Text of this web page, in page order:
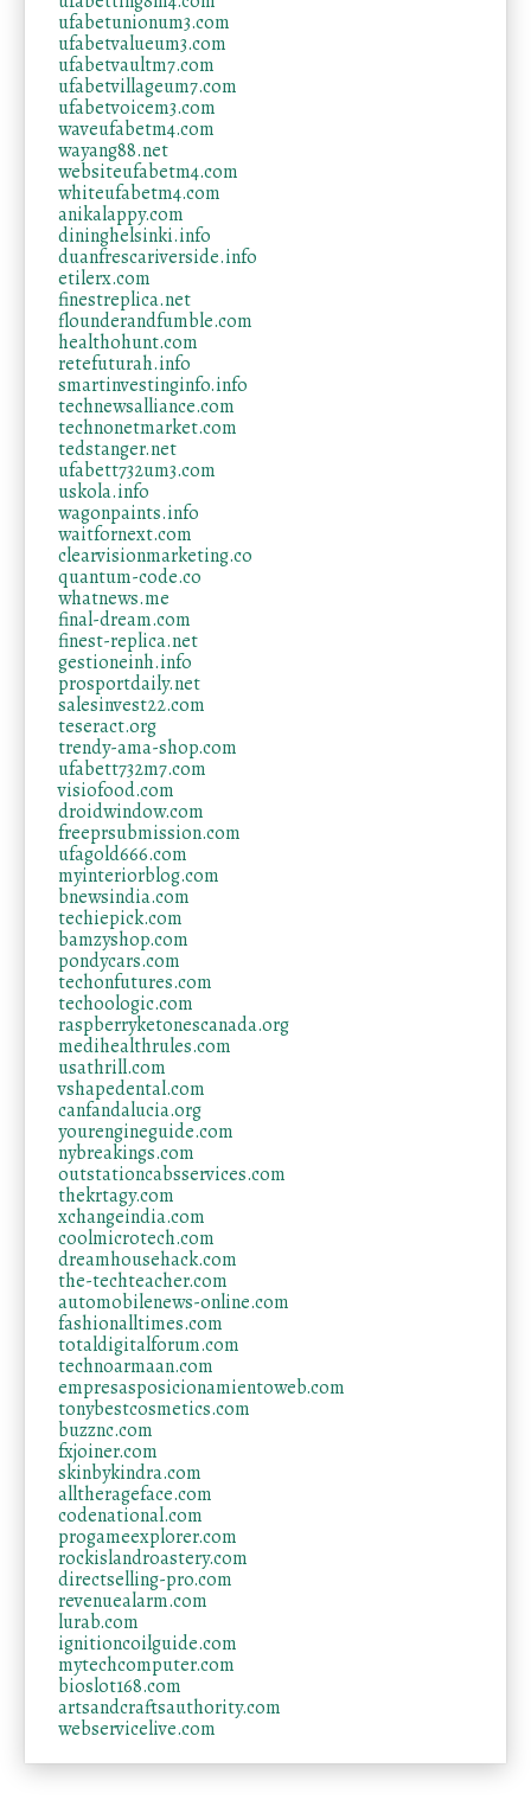
ufabetunionum3.com
ufabetvalueum3.com
ufabetvaultm7.com
ufabetvillageum7.com
ufabetvoicem3.com
waveufabetm4.com
wayang88.net
websiteufabetm4.com
whiteufabetm4.com
anikalappy.com
dininghelsinki.info
duanfrescariverside.info
etilerx.com
finestreplica.net
flounderandfumble.com
healthohunt.com
retefuturah.info
smartinvestinginfo.info
technewsalliance.com
technonetmarket.com
tedstanger.net
ufabett732um3.com
uskola.info
wagonpaints.info
waitfornext.com
clearvisionmarketing.co
quantum-code.co
whatnews.me
final-dream.com
finest-replica.net
gestioneinh.info
prosportdaily.net
salesinvest22.com
teseract.org
trendy-ama-shop.com
ufabett732m7.com
visiofood.com
droidwindow.com
freeprsubmission.com
ufagold666.com
myinteriorblog.com
bnewsindia.com
techiepick.com
bamzyshop.com
pondycars.com
techonfutures.com
techoologic.com
raspberryketonescanada.org
medihealthrules.com
usathrill.com
vshapedental.com
canfandalucia.org
yourengineguide.com
nybreakings.com
outstationcabsservices.com
thekrtagy.com
xchangeindia.com
coolmicrotech.com
dreamhousehack.com
the-techteacher.com
automobilenews-online.com
fashionalltimes.com
totaldigitalforum.com
technoarmaan.com
empresasposicionamientoweb.com
tonybestcosmetics.com
buzznc.com
fxjoiner.com
skinbykindra.com
alltherageface.com
codenational.com
progameexplorer.com
rockislandroastery.com
directselling-pro.com
revenuealarm.com
lurab.com
ignitioncoilguide.com
mytechcomputer.com
bioslot168.com
artsandcraftsauthority.com
webservicelive.com